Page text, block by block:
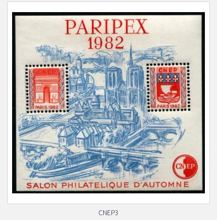
CNEP3